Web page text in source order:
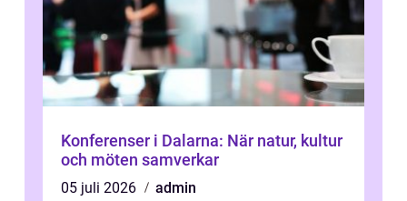
Konferenser i Dalarna: När natur, kultur
och möten samverkar
05 juli 2026
admin